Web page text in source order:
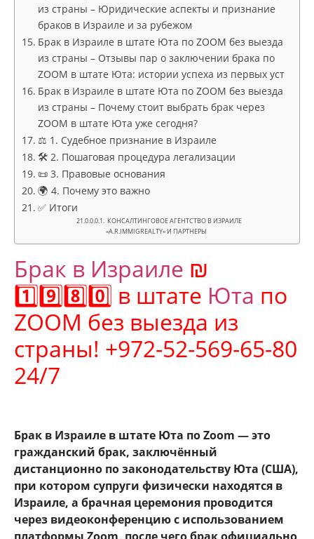
из страны – Юридические аспекты и признание
браков в Израиле и за рубежом
Брак в Израиле в штате Юта по ZOOM без выезда
из страны – Отзывы пар о заключении брака по
ZOOM в штате Юта: истории успеха из первых уст
Брак в Израиле в штате Юта по ZOOM без выезда
из страны – Почему стоит выбрать брак через
ZOOM в штате Юта уже сегодня?
⚖️ 1. Судебное признание в Израиле
🛠️ 2. Пошаговая процедура легализации
📜 3. Правовые основания
🌍 4. Почему это важно
✅ Итоги
КОНСАЛТИНГОВОЕ АГЕНТСТВО В ИЗРАИЛЕ
«A.R.IMMIGREALTY» И ПАРТНЕРЫ
Брак в Израиле ₪
1️⃣9️⃣8️⃣0️⃣ в штате Юта по
ZOOM без выезда из
страны! +972-52-569-65-80
24/7
Брак в Израиле в штате Юта по Zoom — это
гражданский брак, заключённый
дистанционно по законодательству Юта (США),
при котором супруги физически находятся в
Израиле, а брачная церемония проводится
через видеоконференцию с использованием